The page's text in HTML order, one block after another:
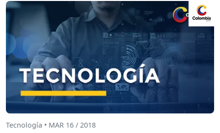
Tecnología • MAR 16 / 2018